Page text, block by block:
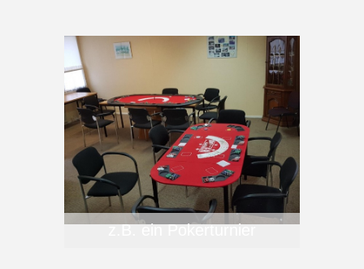
z.B. ein Pokerturnier